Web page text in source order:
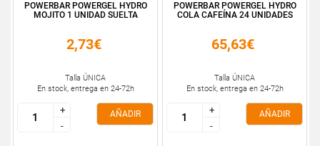
POWERBAR POWERGEL HYDRO
MOJITO 1 UNIDAD SUELTA
2,73€
Talla ÚNICA
En stock, entrega en 24-72h
+
-
+
-
AÑADIR
POWERBAR POWERGEL HYDRO
COLA CAFEÍNA 24 UNIDADES
65,63€
Talla ÚNICA
En stock, entrega en 24-72h
+
-
+
-
AÑADIR